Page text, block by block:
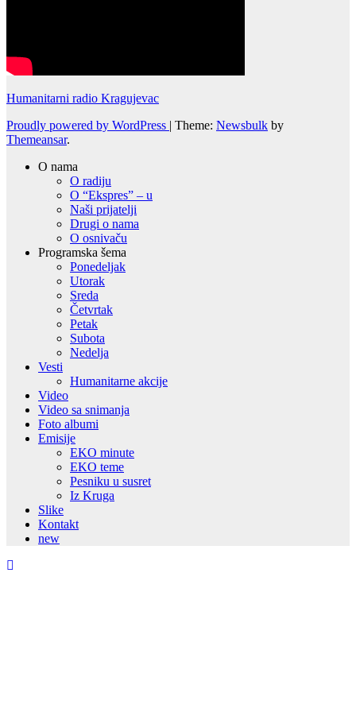
Humanitarni radio Kragujevac
Proudly powered by WordPress | Theme: Newsbulk by
Themeansar.
O nama
O radiju
O “Ekspres” – u
Naši prijatelji
Drugi o nama
O osnivaču
Programska šema
Ponedeljak
Utorak
Sreda
Četvrtak
Petak
Subota
Nedelja
Vesti
Humanitarne akcije
Video
Video sa snimanja
Foto albumi
Emisije
EKO minute
EKO teme
Pesniku u susret
Iz Kruga
Slike
Kontakt
new